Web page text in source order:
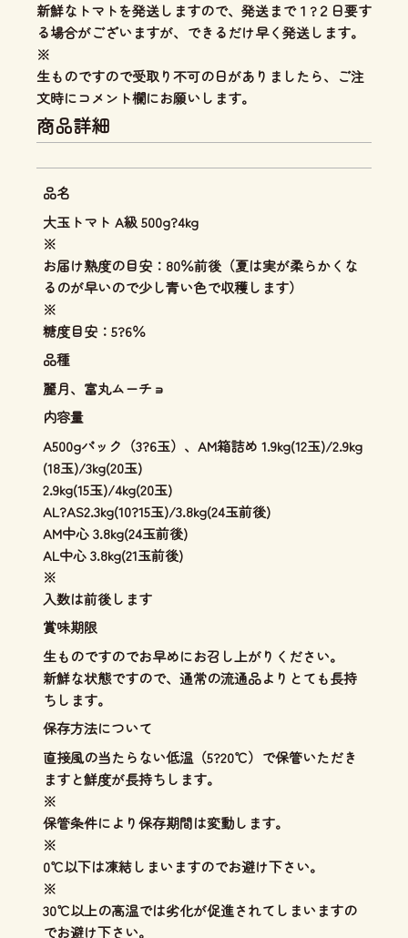
新鮮なトマトを発送しますので、発送まで１?２日要す
る場合がございますが、できるだけ早く発送します。
※
生ものですので受取り不可の日がありましたら、ご注
文時にコメント欄にお願いします。
商品詳細
品名
大玉トマト A級 500g?4kg
※
お届け熟度の目安：80％前後（夏は実が柔らかくな
るのが早いので少し青い色で収穫します）
※
糖度目安：5?6％
品種
麗月、富丸ムーチョ
内容量
A500gパック（3?6玉）、AM箱詰め 1.9kg(12玉)/2.9kg
(18玉)/3kg(20玉)
2.9kg(15玉)/4kg(20玉)
AL?AS2.3kg(10?15玉)/3.8kg(24玉前後)
AM中心 3.8kg(24玉前後)
AL中心 3.8kg(21玉前後)
※
入数は前後します
賞味期限
生ものですのでお早めにお召し上がりください。
新鮮な状態ですので、通常の流通品よりとても長持
ちします。
保存方法について
直接風の当たらない低温（5?20℃）で保管いただき
ますと鮮度が長持ちします。
※
保管条件により保存期間は変動します。
※
0℃以下は凍結しまいますのでお避け下さい。
※
30℃以上の高温では劣化が促進されてしまいますの
でお避け下さい。